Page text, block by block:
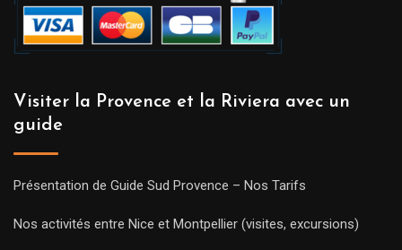
Visiter la Provence et la Riviera avec un
guide
Présentation de Guide Sud Provence – Nos Tarifs
Nos activités entre Nice et Montpellier (visites, excursions)